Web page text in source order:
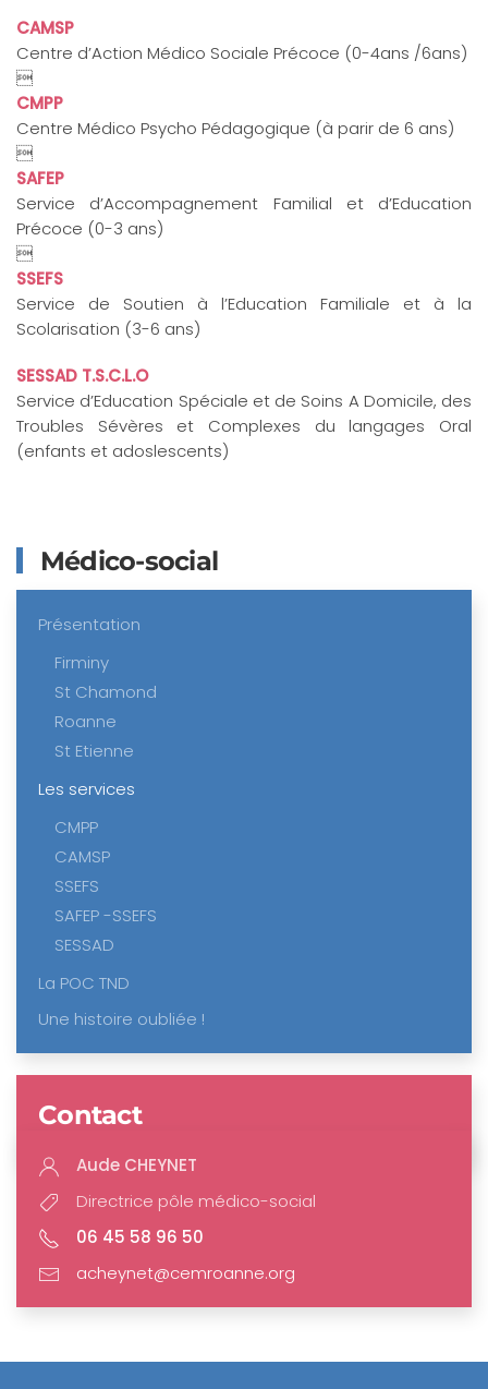
CAMSP
Centre d’Action Médico Sociale Précoce (0-4ans /6ans)

CMPP
Centre Médico Psycho Pédagogique (à parir de 6 ans)

SAFEP
Service d’Accompagnement Familial et d’Education
Précoce (0-3 ans)

SSEFS
Service de Soutien à l’Education Familiale et à la
Scolarisation (3-6 ans)
SESSAD T.S.C.L.O
Service d’Education Spéciale et de Soins A Domicile, des
Troubles Sévères et Complexes du langages Oral
(enfants et adoslescents)
Médico-social
Présentation
Firminy
St Chamond
Roanne
St Etienne
Les services
CMPP
CAMSP
SSEFS
SAFEP -SSEFS
SESSAD
La POC TND
Une histoire oubliée !
Contact
Aude CHEYNET
Directrice pôle médico-social
06 45 58 96 50
acheynet@cemroanne.org